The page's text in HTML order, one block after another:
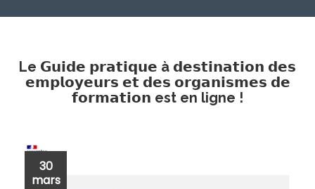
Le 𝗚𝘂𝗶𝗱𝗲 𝗽𝗿𝗮𝘁𝗶𝗾𝘂𝗲 à 𝗱𝗲𝘀𝘁𝗶𝗻𝗮𝘁𝗶𝗼𝗻 𝗱𝗲𝘀
𝗲𝗺𝗽𝗹𝗼𝘆𝗲𝘂𝗿𝘀 𝗲𝘁 𝗱𝗲𝘀 𝗼𝗿𝗴𝗮𝗻𝗶𝘀𝗺𝗲𝘀 𝗱𝗲
𝗳𝗼𝗿𝗺𝗮𝘁𝗶𝗼𝗻 est en ligne !
30
mars